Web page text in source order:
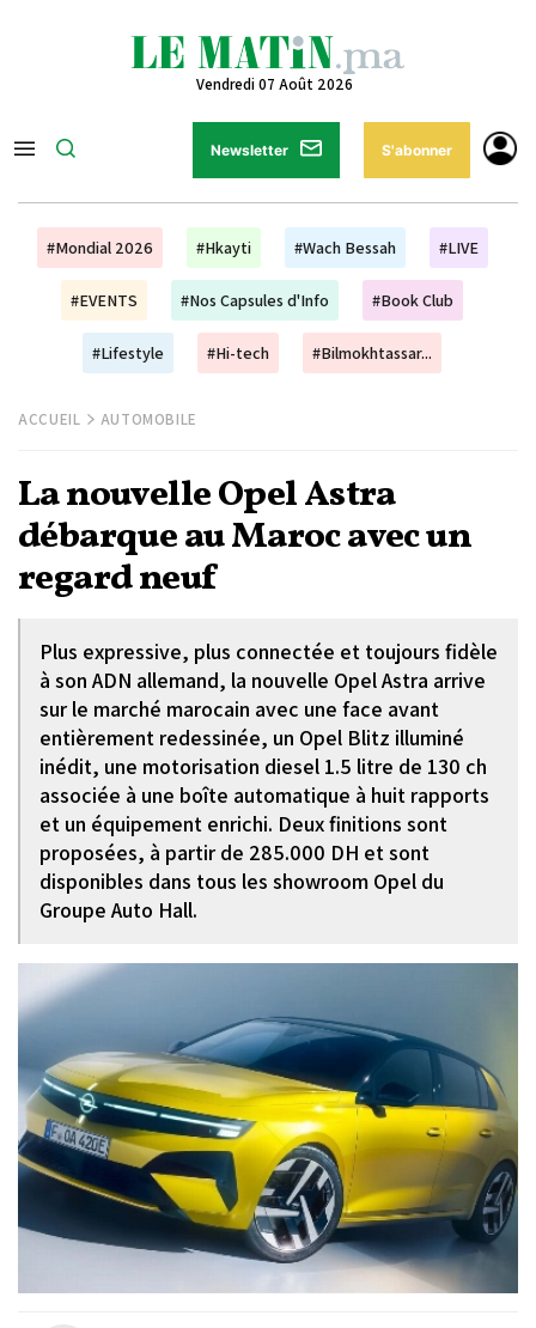
Vendredi 07 Août 2026
Newsletter S'abonner
#Mondial 2026 #Hkayti #Wach Bessah #LIVE
#EVENTS #Nos Capsules d'Info #Book Club
#Lifestyle #Hi-tech #Bilmokhtassar...
ACCUEIL AUTOMOBILE
La nouvelle Opel Astra
débarque au Maroc avec un
regard neuf
Plus expressive, plus connectée et toujours fidèle
à son ADN allemand, la nouvelle Opel Astra arrive
sur le marché marocain avec une face avant
entièrement redessinée, un Opel Blitz illuminé
inédit, une motorisation diesel 1.5 litre de 130 ch
associée à une boîte automatique à huit rapports
et un équipement enrichi. Deux finitions sont
proposées, à partir de 285.000 DH et sont
disponibles dans tous les showroom Opel du
Groupe Auto Hall.